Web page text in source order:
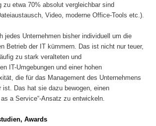
zu etwa 70% absolut vergleichbar sind
Video, moderne Office-Tools etc.).
jedes Unternehmen bisher individuell um die
Betrieb der IT kümmern. Das ist nicht nur teuer,
zu stark veralteten und
IT-Umgebungen und einer hohen
die für das Management des Unternehmens
ist. Das hat sie dazu bewogen, einen
a Service“-Ansatz zu entwickeln.
Awards